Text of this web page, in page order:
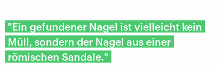
"​Ein gefundener Nagel ist vielleicht kein
Müll, sondern der Nagel aus einer
römischen Sandale."